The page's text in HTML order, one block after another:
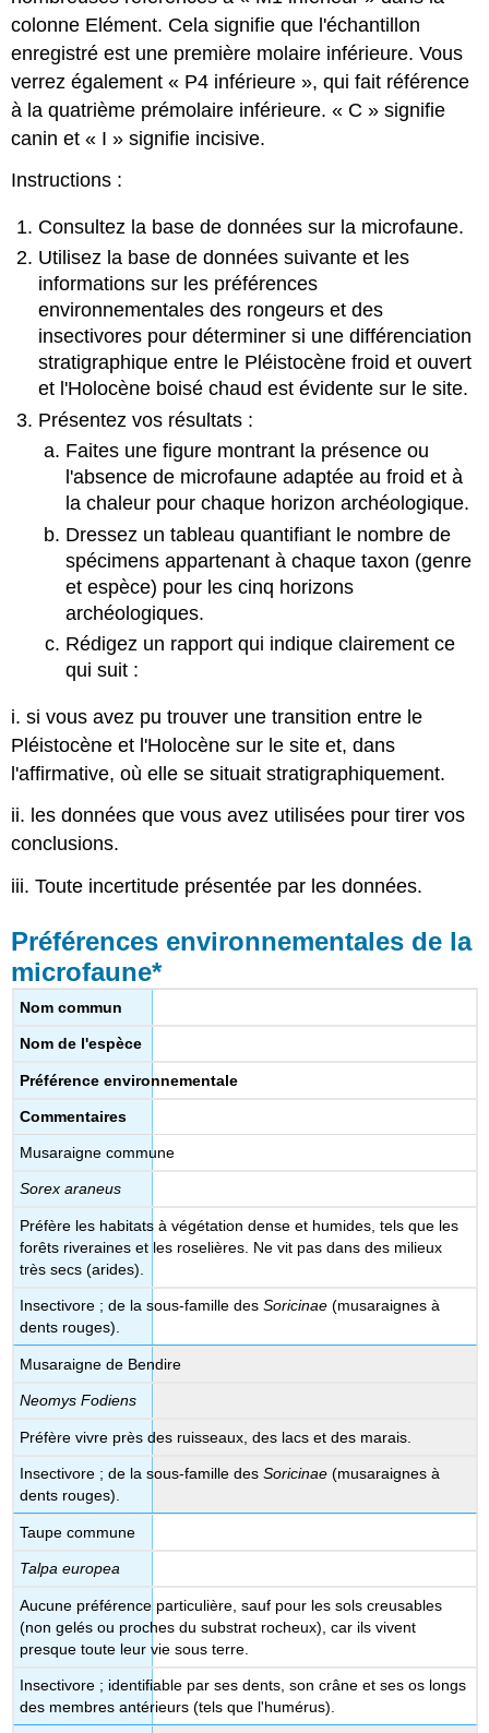
colonne Elément. Cela signifie que l'échantillon
enregistré est une première molaire inférieure. Vous
verrez également « P4 inférieure », qui fait référence
à la quatrième prémolaire inférieure. « C » signifie
canin et « I » signifie incisive.
Instructions :
Consultez la base de données sur la microfaune.
Utilisez la base de données suivante et les
informations sur les préférences
environnementales des rongeurs et des
insectivores pour déterminer si une différenciation
stratigraphique entre le Pléistocène froid et ouvert
et l'Holocène boisé chaud est évidente sur le site.
Présentez vos résultats :
Faites une figure montrant la présence ou
l'absence de microfaune adaptée au froid et à
la chaleur pour chaque horizon archéologique.
Dressez un tableau quantifiant le nombre de
spécimens appartenant à chaque taxon (genre
et espèce) pour les cinq horizons
archéologiques.
Rédigez un rapport qui indique clairement ce
qui suit :
i. si vous avez pu trouver une transition entre le
Pléistocène et l'Holocène sur le site et, dans
l'affirmative, où elle se situait stratigraphiquement.
ii. les données que vous avez utilisées pour tirer vos
conclusions.
iii. Toute incertitude présentée par les données.
Préférences environnementales de la
microfaune*
Nom commun
Nom de l'espèce
Préférence environnementale
Commentaires
Musaraigne commune
Sorex araneus
Préfère les habitats à végétation dense et humides, tels que les
forêts riveraines et les roselières. Ne vit pas dans des milieux
très secs (arides).
Insectivore ; de la sous-famille desSoricinae (musaraignes à
dents rouges).
Musaraigne de Bendire
Neomys Fodiens
Préfère vivre près des ruisseaux, des lacs et des marais.
Insectivore ; de la sous-famille desSoricinae (musaraignes à
dents rouges).
Taupe commune
Talpa europea
Aucune préférence particulière, sauf pour les sols creusables
(non gelés ou proches du substrat rocheux), car ils vivent
presque toute leur vie sous terre.
Insectivore ; identifiable par ses dents, son crâne et ses os longs
des membres antérieurs (tels que l'humérus).